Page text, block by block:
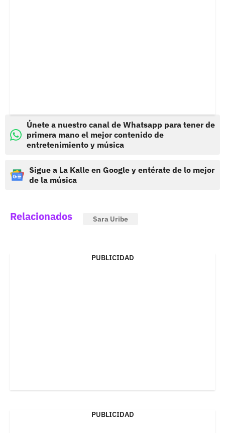
Únete a nuestro canal de Whatsapp para tener de
primera mano el mejor contenido de
entretenimiento y música
Sigue a La Kalle en Google y entérate de lo mejor
de la música
Relacionados Sara Uribe
PUBLICIDAD
PUBLICIDAD